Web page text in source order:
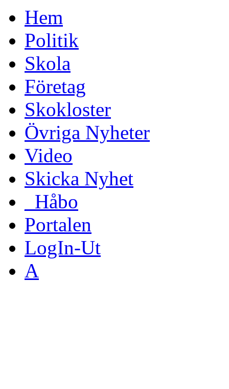
Hem
Politik
Skola
Företag
Skokloster
Övriga Nyheter
Video
Skicka Nyhet
_Håbo
Portalen
LogIn-Ut
A